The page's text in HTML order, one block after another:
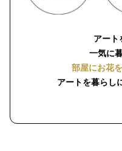
アート
一気に
部屋にお花
アートを暮らし